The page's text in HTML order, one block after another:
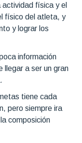
actividad física y el
físico del atleta, y
y lograr los
información
llegar a ser un gran
tiene cada
pero siempre ira
composición